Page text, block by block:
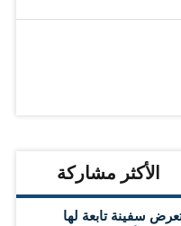
الأكثر مشاركة
سفينة تابعة لها